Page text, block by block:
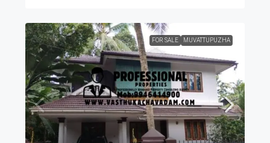
FOR SALE MUVATTUPUZHA